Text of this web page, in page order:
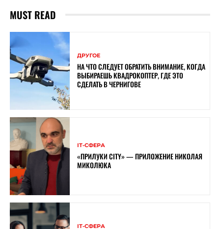
MUST READ
ДРУГОЕ
НА ЧТО СЛЕДУЕТ ОБРАТИТЬ ВНИМАНИЕ, КОГДА
ВЫБИРАЕШЬ КВАДРОКОПТЕР, ГДЕ ЭТО
СДЕЛАТЬ В ЧЕРНИГОВЕ
ІТ-СФЕРА
«ПРИЛУКИ CITY» — ПРИЛОЖЕНИЕ НИКОЛАЯ
МИКОЛЮКА
ІТ-СФЕРА